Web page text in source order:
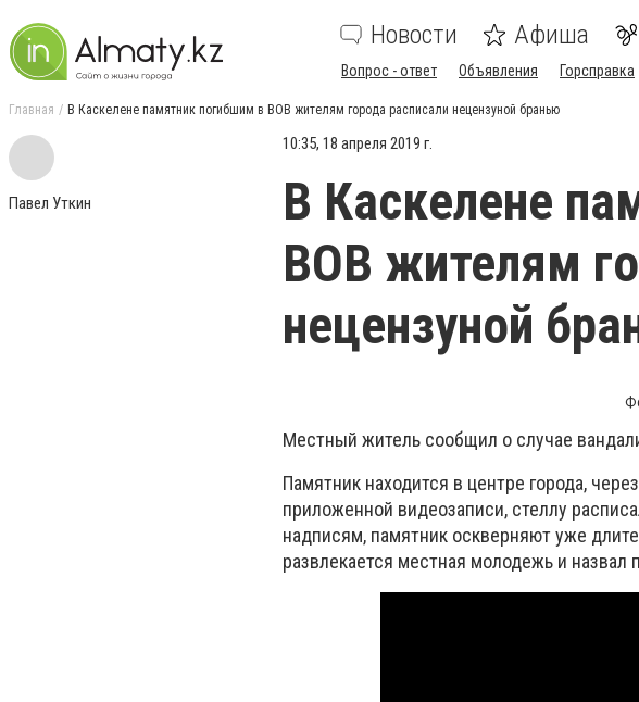
Новости Афиша
Вопрос - ответ Объявления Горсправка
Главная В Каскелене памятник погибшим в ВОВ жителям города расписали нецензуной бранью
Павел Уткин
10:35, 18 апреля 2019 г.
В Каскелене
ВОВ жителям
нецензуной
Местный житель сообщил о случае
Памятник находится в центре города,
приложенной видеозаписи, стеллу
надписям, памятник оскверняют уже
развлекается местная молодежь и